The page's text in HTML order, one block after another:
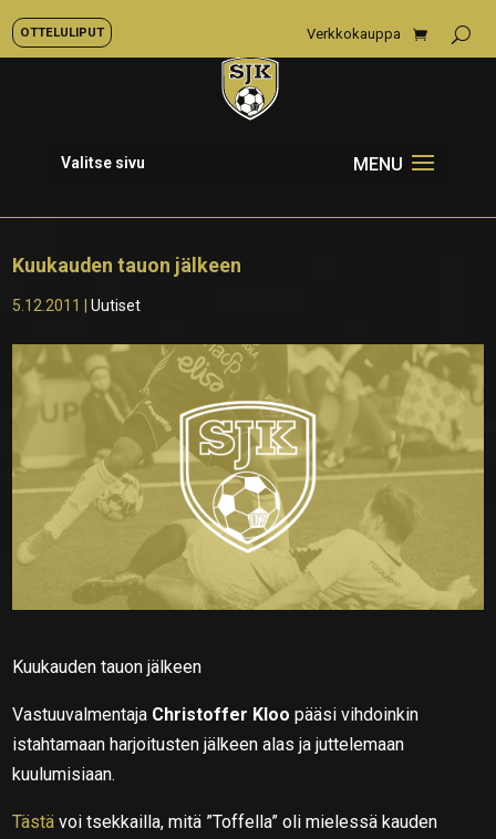
OTTELULIPUT Verkkokauppa
Valitse sivu
Kuukauden tauon jälkeen
5.12.2011 |Uutiset
Kuukauden tauon jälkeen
Vastuuvalmentaja Christoffer Kloo pääsi vihdoinkin
istahtamaan harjoitusten jälkeen alas ja juttelemaan
kuulumisiaan.
Tästä voi tsekkailla, mitä ”Toffella” oli mielessä kauden